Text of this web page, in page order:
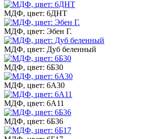
МДФ, цвет: 6ДНТ
МДФ, цвет: Эбен Г.
МДФ, цвет: Дуб беленный
МДФ, цвет: 6Б30
МДФ, цвет: 6А30
МДФ, цвет: 6А11
МДФ, цвет: 6Б36